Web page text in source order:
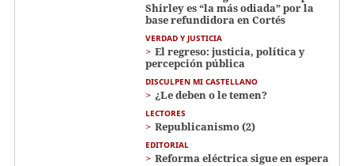
Shirley es “la más odiada” por la
base refundidora en Cortés
VERDAD Y JUSTICIA
El regreso: justicia, política y
percepción pública
DISCULPEN MI CASTELLANO
¿Le deben o le temen?
LECTORES
Republicanismo (2)
EDITORIAL
Reforma eléctrica sigue en espera